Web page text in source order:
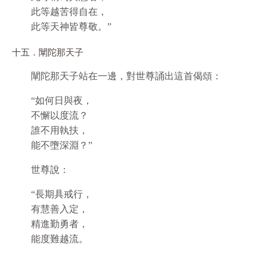
此等越苦得自在，
此等天神皆尊敬。”
十五．闡陀那天子
闡陀那天子站在一邊，對世尊誦出這首偈頌：
“如何日與夜，
不懈以度流？
誰不用執扶，
能不墮深淵？”
世尊說：
“長期具戒行，
有慧善入定，
精進勤勇者，
能度難越流。